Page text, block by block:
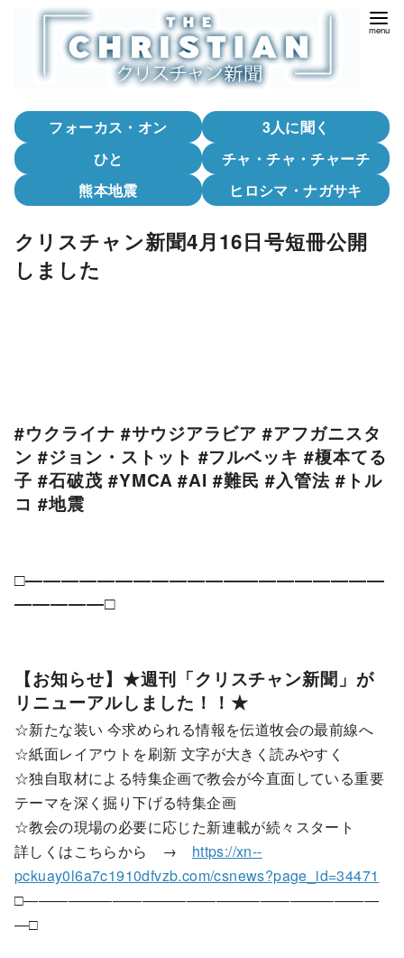
フォーカス・オン
3人に聞く
ひと
チャ・チャ・チャーチ
熊本地震
ヒロシマ・ナガサキ
クリスチャン新聞4月16日号短冊公開
しました
#ウクライナ #サウジアラビア #アフガニスタ
ン #ジョン・ストット #フルベッキ #榎本てる
子 #石破茂 #YMCA #AI #難民 #入管法 #トル
コ #地震
□――――――――――――――――――――
―――――□
【お知らせ】★週刊「クリスチャン新聞」が
リニューアルしました！！★
☆新たな装い 今求められる情報を伝道牧会の最前線へ
☆紙面レイアウトを刷新 文字が大きく読みやすく
☆独自取材による特集企画で教会が今直面している重要
テーマを深く掘り下げる特集企画
☆教会の現場の必要に応じた新連載が続々スタート
詳しくはこちらから → https://xn--
pckuay0l6a7c1910dfvzb.com/csnews?page_id=34471
□――――――――――――――――――――――――
―□